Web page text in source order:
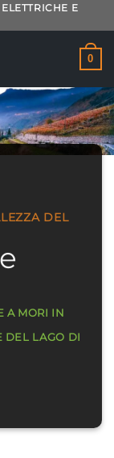
E
0
DEL
A MORI IN
DEL LAGO DI